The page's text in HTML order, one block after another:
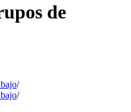
de
/
/